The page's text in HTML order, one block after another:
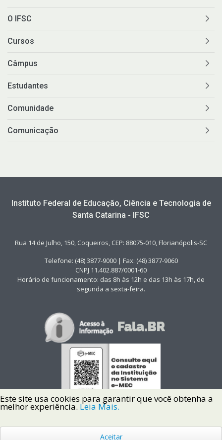
O IFSC
Cursos
Câmpus
Estudantes
Comunidade
Comunicação
Instituto Federal de Educação, Ciência e Tecnologia de
Santa Catarina - IFSC
Rua 14 de Julho, 150, Coqueiros, CEP: 88075-010, Florianópolis-SC
Telefone: (48) 3877-9000 | Fax: (48) 3877-9060
CNPJ 11.402.887/0001-60
Horário de funcionamento: das 8h às 12h e das 13h às 17h, de
segunda a sexta-feira.
Este site usa cookies para garantir que você obtenha a
melhor experiência. Leia Mais.
Aceitar